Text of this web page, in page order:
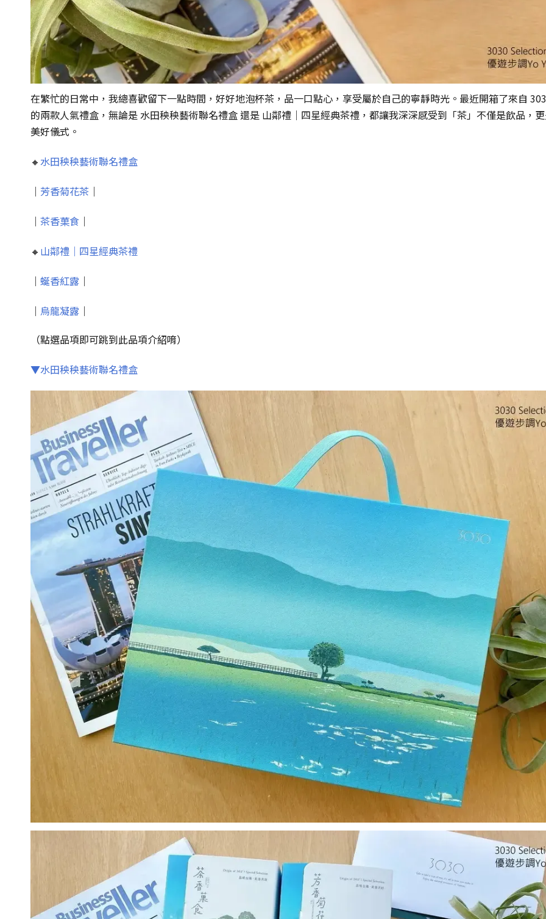
在繁忙的日常中，我總喜歡留下一點時間，好好地泡杯茶，品一口點心，享受屬於自己的寧靜時光。最近開箱了來自
的兩款人氣禮盒，無論是 水田秧秧藝術聯名禮盒 還是 山鄰禮｜四星經典茶禮，都讓我深深感受到「茶」不僅是飲品，
美好儀式。
🔸水田秧秧藝術聯名禮盒
｜ 芳香菊花茶 ｜
｜ 茶香菓食 ｜
🔸 山鄰禮｜四星經典茶禮
｜ 蜒香紅露 ｜
｜ 烏龍凝露 ｜
（點選品項即可跳到此品項介紹唷）
▼水田秧秧藝術聯名禮盒